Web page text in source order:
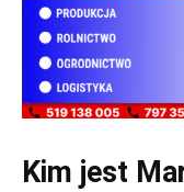
Kim jest